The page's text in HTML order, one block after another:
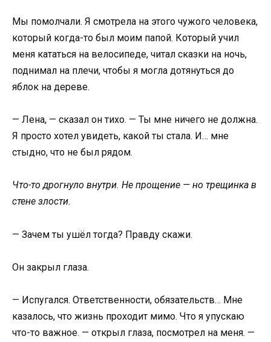
Мы помолчали. Я смотрела на этого чужого человека,
который когда-то был моим папой. Который учил
меня кататься на велосипеде, читал сказки на ночь,
поднимал на плечи, чтобы я могла дотянуться до
яблок на дереве.
— Лена, — сказал он тихо. — Ты мне ничего не должна.
Я просто хотел увидеть, какой ты стала. И… мне
стыдно, что не был рядом.
Что-то дрогнуло внутри. Не прощение — но трещинка в
стене злости.
— Зачем ты ушёл тогда? Правду скажи.
Он закрыл глаза.
— Испугался. Ответственности, обязательств… Мне
казалось, что жизнь проходит мимо. Что я упускаю
что-то важное. — открыл глаза, посмотрел на меня. —